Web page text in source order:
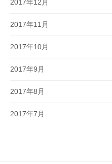
2017年12月
2017年11月
2017年10月
2017年9月
2017年8月
2017年7月